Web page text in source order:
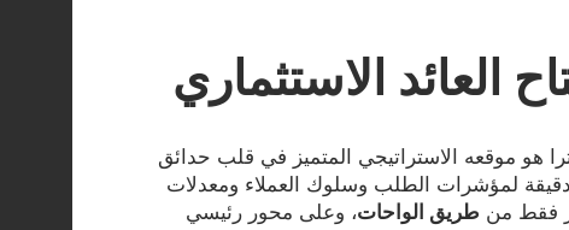
العائد الاستثماري
هو موقعه الاستراتيجي المتميز في قلب حدائق
دقيقة لمؤشرات الطلب وسلوك العملاء ومعدلات
طريق الواحات، وعلى محور رئيسي